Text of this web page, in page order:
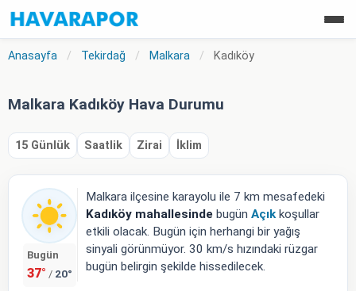
Anasayfa / Tekirdağ / Malkara / Kadıköy
Malkara Kadıköy Hava Durumu
15 Günlük Saatlik Zirai İklim
Bugün
37° / 20°
Malkara ilçesine karayolu ile 7 km mesafedeki
Kadıköy mahallesinde bugün Açıkkoşullar
etkili olacak. Bugün için herhangi bir yağış
sinyali görünmüyor. 30 km/s hızındaki rüzgar
bugün belirgin şekilde hissedilecek.